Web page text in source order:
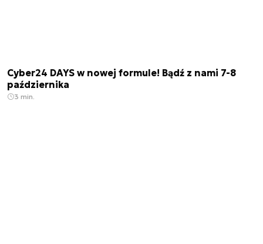
Cyber24 DAYS w nowej formule! Bądź z nami 7-8
października
3 min.